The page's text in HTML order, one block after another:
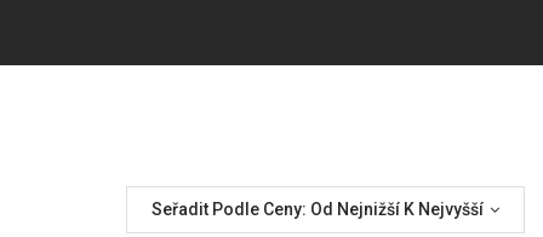
Seřadit Podle Ceny: Od Nejnižší K Nejvyšší